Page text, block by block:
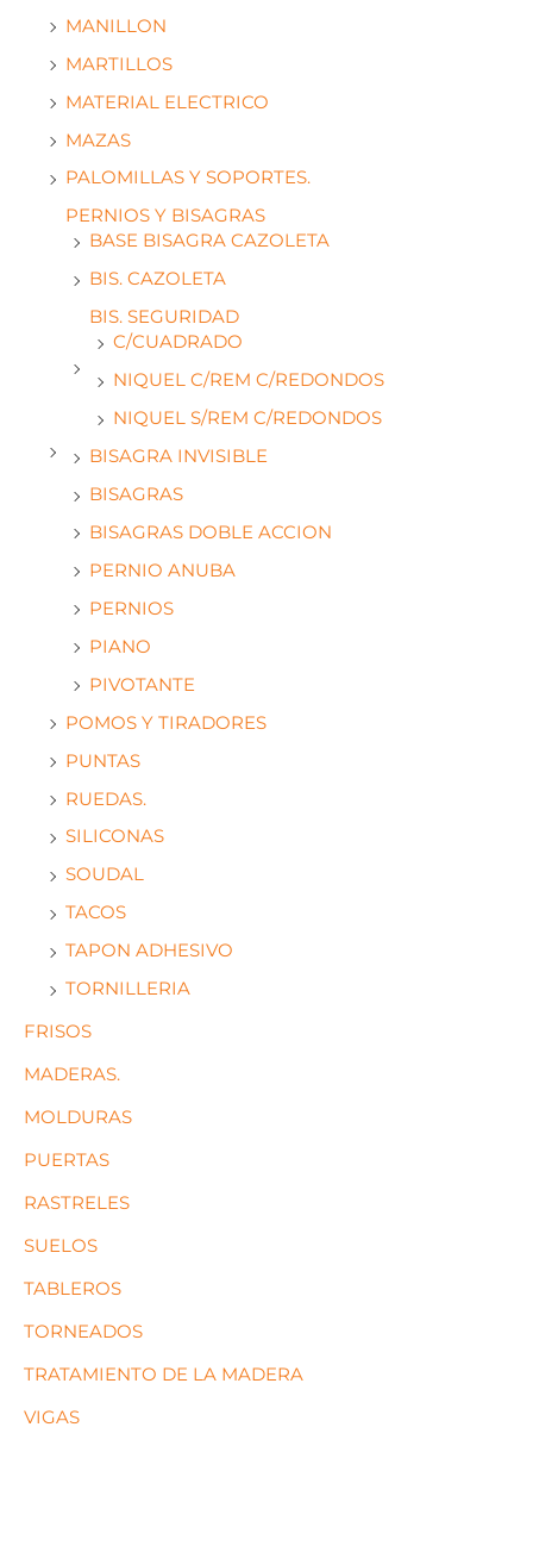
MANILLON
MARTILLOS
MATERIAL ELECTRICO
MAZAS
PALOMILLAS Y SOPORTES.
PERNIOS Y BISAGRAS
BASE BISAGRA CAZOLETA
BIS. CAZOLETA
BIS. SEGURIDAD
C/CUADRADO
NIQUEL C/REM C/REDONDOS
NIQUEL S/REM C/REDONDOS
BISAGRA INVISIBLE
BISAGRAS
BISAGRAS DOBLE ACCION
PERNIO ANUBA
PERNIOS
PIANO
PIVOTANTE
POMOS Y TIRADORES
PUNTAS
RUEDAS.
SILICONAS
SOUDAL
TACOS
TAPON ADHESIVO
TORNILLERIA
FRISOS
MADERAS.
MOLDURAS
PUERTAS
RASTRELES
SUELOS
TABLEROS
TORNEADOS
TRATAMIENTO DE LA MADERA
VIGAS